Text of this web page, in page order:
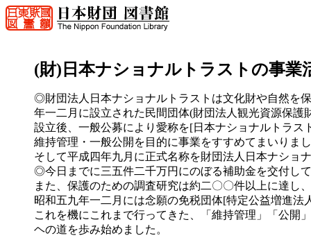
(財)日本ナショナルトラストの事業
◎財団法人日本ナショナルトラストは文化財や自然を
年一二月に設立された民間団体(財団法人観光資源保護
設立後、一般公募により愛称を[日本ナショナルトラ
維持管理・一般公開を目的に事業をすすめてまいりま
そして平成四年九月に正式名称を財団法人日本ナショ
◎今日までに三五件二千万円にのぼる補助金を交付し
また、保護のための調査研究は約二〇〇件以上に達し
昭和五九年一二月には念願の免税団体[特定公益増進法
これを機にこれまで行ってきた、「維持管理」「公開
ヘの道を歩み始めました。